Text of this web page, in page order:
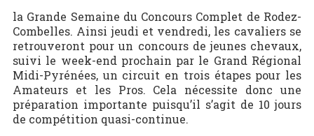
la Grande Semaine du Concours Complet de Rodez-
Combelles. Ainsi jeudi et vendredi, les cavaliers se
retrouveront pour un concours de jeunes chevaux,
suivi le week-end prochain par le Grand Régional
Midi-Pyrénées, un circuit en trois étapes pour les
Amateurs et les Pros. Cela nécessite donc une
préparation importante puisqu’il s’agit de 10 jours
de compétition quasi-continue.